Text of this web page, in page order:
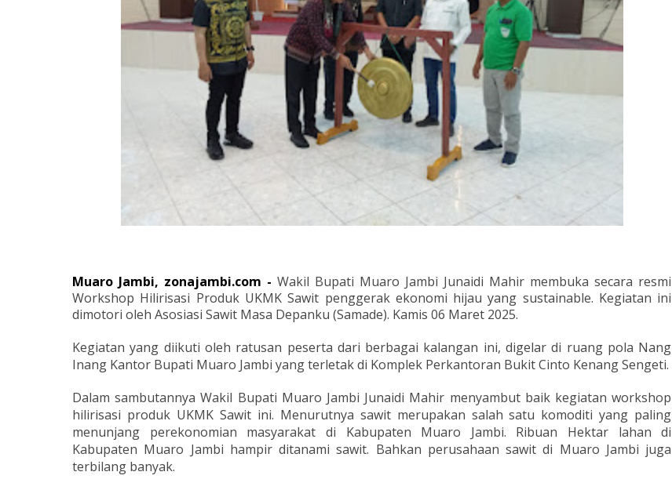
Muaro Jambi, zonajambi.com -Wakil Bupati Muaro Jambi Junaidi Mahir membuka secara resmi
Workshop Hilirisasi Produk UKMK Sawit penggerak ekonomi hijau yang sustainable. Kegiatan ini
dimotori oleh Asosiasi Sawit Masa Depanku (Samade). Kamis 06 Maret 2025.
Kegiatan yang diikuti oleh ratusan peserta dari berbagai kalangan ini, digelar di ruang pola Nang
Inang Kantor Bupati Muaro Jambi yang terletak di Komplek Perkantoran Bukit Cinto Kenang Sengeti.
Dalam sambutannya Wakil Bupati Muaro Jambi Junaidi Mahir menyambut baik kegiatan workshop
hilirisasi produk UKMK Sawit ini. Menurutnya sawit merupakan salah satu komoditi yang paling
menunjang perekonomian masyarakat di Kabupaten Muaro Jambi. Ribuan Hektar lahan di
Kabupaten Muaro Jambi hampir ditanami sawit. Bahkan perusahaan sawit di Muaro Jambi juga
terbilang banyak.